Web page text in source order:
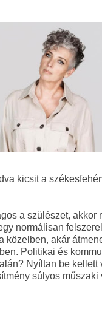
kicsit a
a szülészet, akkor
normálisan
közelben, akár
Politikai és
Nyíltan be kellett
súlyos műszaki